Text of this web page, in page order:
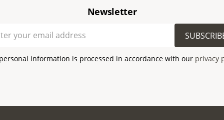
Newsletter
information is processed in accordance with our privacy